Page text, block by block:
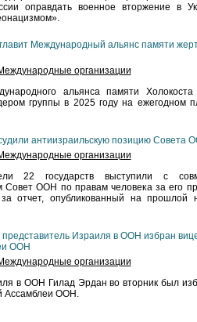
оправдать военное вторжение в
Международный альянс памяти
организации
альянса памяти Холокоста
группы в 2025 году на ежегодном
антиизраильскую позицию Совета
организации
22 государств выступили с
ООН по правам человека за его
отчет, опубликованный на прошлой
Израиля в ООН избран
ООН
организации
в ООН Гилад Эрдан во вторник был
Ассамблеи ООН.